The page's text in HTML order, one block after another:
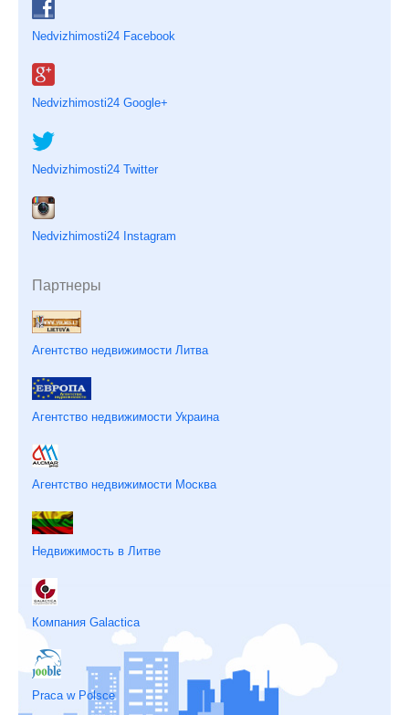
Nedvizhimosti24 Facebook
Nedvizhimosti24 Google+
Nedvizhimosti24 Twitter
Nedvizhimosti24 Instagram
Партнеры
Агентство недвижимости Литва
Агентство недвижимости Украина
Агентство недвижимости Москва
Недвижимость в Литве
Компания Galactica
Praca w Polsce